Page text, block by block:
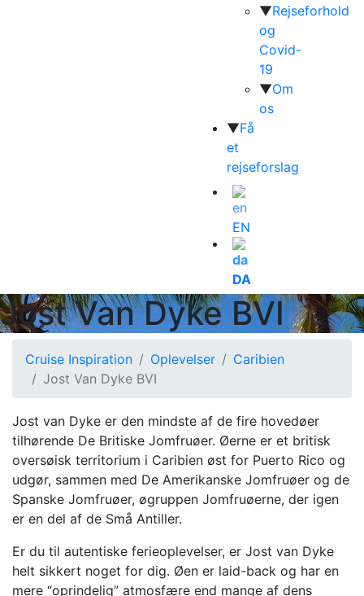
▼Rejseforhold
og
Covid-
19
▼Om
os
▼Få
et
rejseforslag
EN
DA
Jost Van Dyke BVI
Cruise Inspiration Oplevelser
Caribien
Jost Van Dyke BVI
Jost van Dyke er den mindste af de fire hovedøer
tilhørende De Britiske Jomfruøer. Øerne er et britisk
oversøisk territorium i Caribien øst for Puerto Rico og
udgør, sammen med De Amerikanske Jomfruøer og de
Spanske Jomfruøer, øgruppen Jomfruøerne, der igen
er en del af de Små Antiller.
Er du til autentiske ferieoplevelser, er Jost van Dyke
helt sikkert noget for dig. Øen er laid-back og har en
mere “oprindelig” atmosfære end mange af dens